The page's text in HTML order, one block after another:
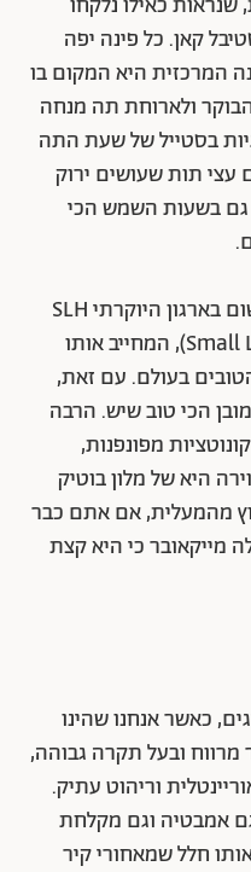
קאן. כל פינה יפה
המרכזית היא המקום בו
ולארוחת תה מנחה
בסטייל של שעת התה
עצי תות שעושים ירוק
גם בשעות השמש הכי
המלון מוגדר כמלון יוקרה ואף רשום בארגון היוקרתי SLH
(ראשי תיבות של Small Luxury Hotels), המחייב אותו
בעולם. עם זאת,
הכי טוב שיש. הרבה
מפונפנות,
היא של מלון בוטיק
מהמעלית, אם אתם כבר
מייקאובר כי היא קצת
כאשר אנחנו שהינו
מרווח ובעל תקרה גבוהה,
וריהוט עתיק.
אמבטיה וגם מקלחת
חלל שמאחורי קיר